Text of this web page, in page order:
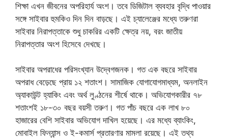
শিক্ষা এখন জীবনের অপরিহার্য অংশ। তবে ডিজিটাল ব্যবহার বৃদ্ধি পাওয়ার
সঙ্গে সাইবার হুমকিও দিন দিন বাড়ছে। এই চ্যালেঞ্জের মধ্যে তরুণরা
সাইবার নিরাপত্তাকে শুধু চাকরির একটি ক্ষেত্র নয়, বরং জাতীয়
নিরাপত্তার অংশ হিসেবে দেখছে।
সাইবার অপরাধের পরিসংখ্যান উদ্বেগজনক। গত এক বছরে সাইবার
অপরাধ বেড়েছে প্রায় ১২ শতাংশ। সামাজিক যোগাযোগমাধ্যম, অনলাইন
অ্যাকাউন্ট হ্যাকিং এবং অর্থ লুণ্ঠনের শীর্ষে থাকে। অভিযোগকারীর ৭৮
শতাংশই ১৮-৩০ বছর বয়সী তরুণ। গত পাঁচ বছরে এক লাখ ৮০
হাজারের বেশি সাইবার অভিযোগ দাখিল হয়েছে। এর মধ্যে ব্যাংকিং,
মোবাইল ফিন্যান্স ও ই-কমার্স প্রতারণার মামলা রয়েছে। এই তথ্য